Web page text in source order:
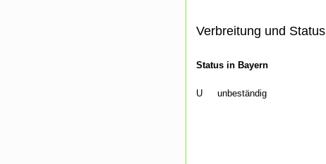
Verbreitung und Status
Status in Bayern
U unbeständig